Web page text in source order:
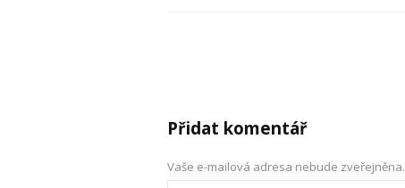
Přidat komentář
Vaše e-mailová adresa nebude zveřejněna.